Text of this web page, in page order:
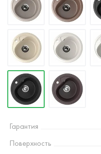
Гарантия
Поверхность